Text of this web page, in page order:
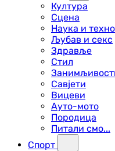
Култура
Сцена
Наука и
Љубав и секс
Здравље
Стил
Савјети
Вицеви
Ауто-мото
Породица
Питали смо...
Спорт